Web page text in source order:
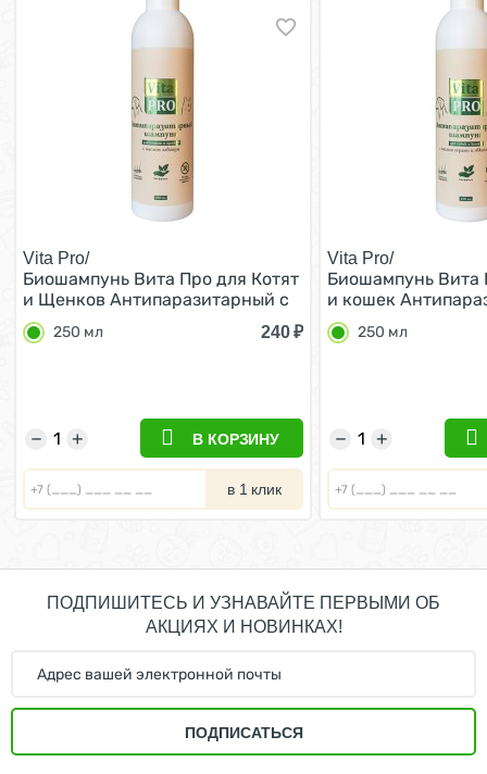
Vita Pro/
Биошампунь Вита Про для Котят
и Щенков Антипаразитарный с
маслом лаванды 250 мл
250 мл 240₽
+
− В КОРЗИНУ
в 1 клик
Vita Pro/
Биошампунь Вита
и кошек
Универсальный с
и эвкалипта 250
250 мл
+
−
ПОДПИШИТЕСЬ И УЗНАВАЙТЕ ПЕРВЫМИ ОБ
АКЦИЯХ И НОВИНКАХ!
ПОДПИСАТЬСЯ